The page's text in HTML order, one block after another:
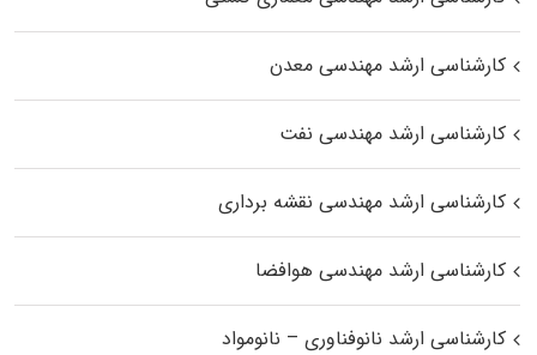
کارشناسی ارشد مهندسی معدن
کارشناسی ارشد مهندسی نفت
کارشناسی ارشد مهندسی نقشه برداری
کارشناسی ارشد مهندسی هوافضا
کارشناسی ارشد نانوفناوری – نانومواد